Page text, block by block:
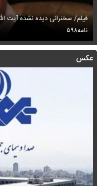
فیلم/ سخنرانی دیده نشده آیت
نامه۵۹۸
عکس